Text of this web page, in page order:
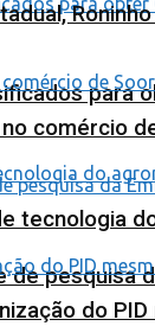
para
de pesquisa
comércio
tecnologia
do